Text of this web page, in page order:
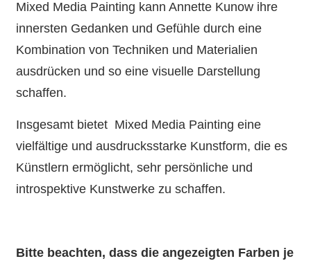
Mixed Media Painting kann Annette Kunow ihre
innersten Gedanken und Gefühle durch eine
Kombination von Techniken und Materialien
ausdrücken und so eine visuelle Darstellung
schaffen.
Insgesamt bietet Mixed Media Painting eine
vielfältige und ausdrucksstarke Kunstform, die es
Künstlern ermöglicht, sehr persönliche und
introspektive Kunstwerke zu schaffen.
Bitte beachten, dass die angezeigten Farben je